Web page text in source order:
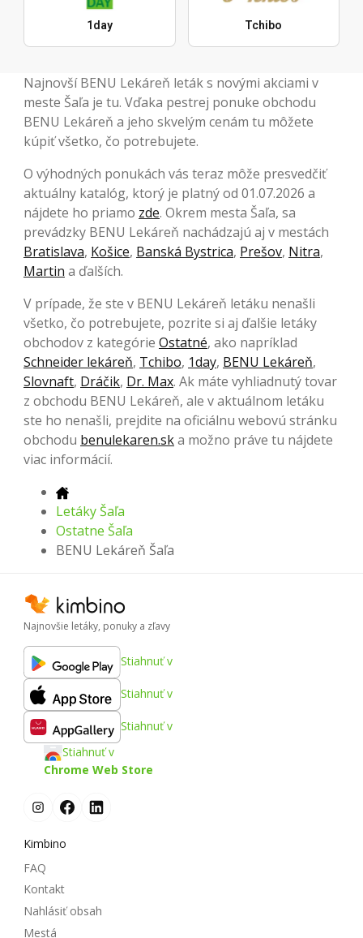
1day Tchibo
Najnovší BENU Lekáreň leták s novými akciami v
meste Šaľa je tu. Vďaka pestrej ponuke obchodu
BENU Lekáreň a jeho skvelým cenám tu môžete
kúpiť všetko, čo potrebujete.
O výhodných ponukách vás teraz môže presvedčiť
aktuálny katalóg, ktorý je platný od 01.07.2026 a
nájdete ho priamo zde. Okrem mesta Šaľa, sa
prevádzky BENU Lekáreň nachádzajú aj v mestách
Bratislava, Košice, Banská Bystrica, Prešov, Nitra,
Martin a ďalších.
V prípade, že ste v BENU Lekáreň letáku nenašli
všetko, čo potrebujete, pozrite si aj ďalšie letáky
obchodov z kategórie Ostatné, ako napríklad
Schneider lekáreň, Tchibo, 1day, BENU Lekáreň,
Slovnaft, Dráčik, Dr. Max. Ak máte vyhliadnutý tovar
z obchodu BENU Lekáreň, ale v aktuálnom letáku
ste ho nenašli, prejdite na oficiálnu webovú stránku
obchodu benulekaren.ska možno práve tu nájdete
viac informácií.
Letáky Šaľa
Ostatne Šaľa
BENU Lekáreň Šaľa
Najnovšie letáky, ponuky a zľavy
Stiahnuť v
Stiahnuť v
Stiahnuť v
Stiahnuť v
Chrome Web Store
Kimbino
FAQ
Kontakt
Nahlásiť obsah
Mestá